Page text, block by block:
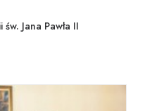
Jana Pawła II